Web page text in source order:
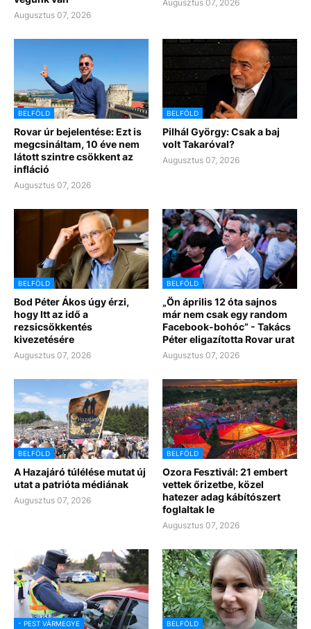
Augusztus 07, 2026
Augusztus 07, 2026
BELFÖLD
Rovar úr bejelentése: Ezt is
megcsináltam, 10 éve nem
látott szintre csökkent az
infláció
Augusztus 07, 2026
BELFÖLD
Pilhál György: Csak a baj
volt Takaróval?
Augusztus 07, 2026
BELFÖLD
Bod Péter Ákos úgy érzi,
hogy Itt az idő a
rezsicsökkentés
kivezetésére
Augusztus 07, 2026
BELFÖLD
„Ön április 12 óta sajnos
már nem csak egy random
Facebook-bohóc” - Takács
Péter eligazította Rovar urat
Augusztus 07, 2026
BELFÖLD
A Hazajáró túlélése mutat új
utat a patrióta médiának
Augusztus 07, 2026
BELFÖLD
Ozora Fesztivál: 21 embert
vettek őrizetbe, közel
hatezer adag kábítószert
foglaltak le
Augusztus 07, 2026
- PEST VÁRMEGYE BELFÖLD